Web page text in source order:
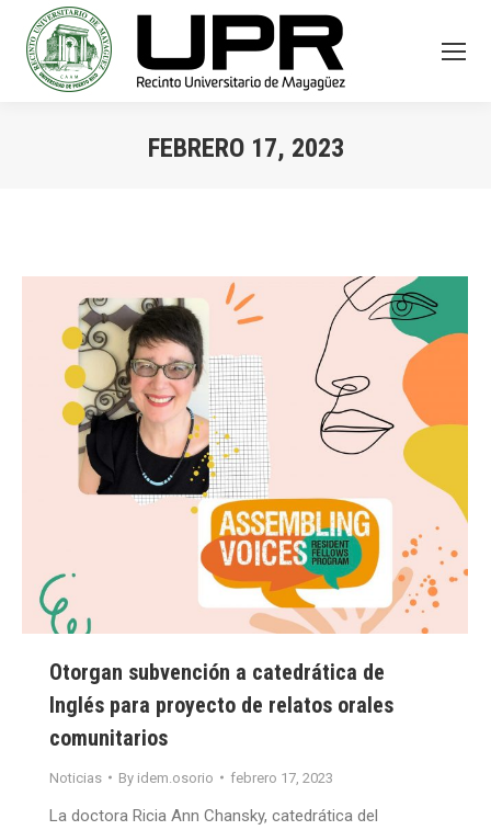
FEBRERO 17, 2023
Otorgan subvención a catedrática de
Inglés para proyecto de relatos orales
comunitarios
Noticias By idem.osorio febrero 17, 2023
La doctora Ricia Ann Chansky, catedrática del